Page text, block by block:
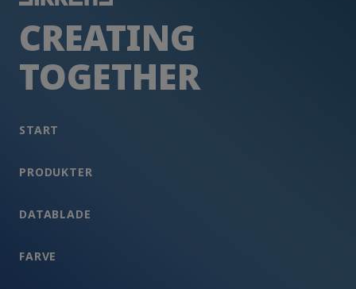
CREATING
TOGETHER
START
PRODUKTER
DATABLADE
FARVE